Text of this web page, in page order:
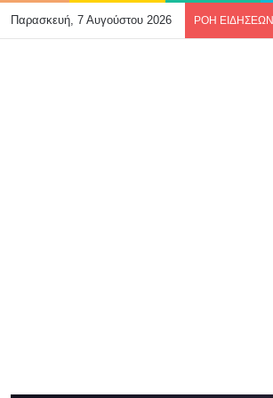
Παρασκευή, 7 Αυγούστου 2026 ΡΟΗ ΕΙΔΗΣΕΩΝ